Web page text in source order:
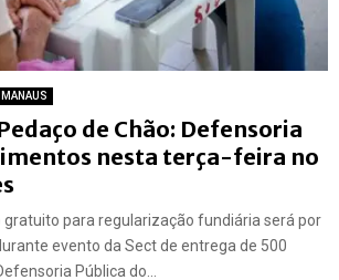
MANAUS
de Chão: Defensoria
nesta terça-feira no
para regularização fundiária será por
evento da Sect de entrega de 500
Pública do...